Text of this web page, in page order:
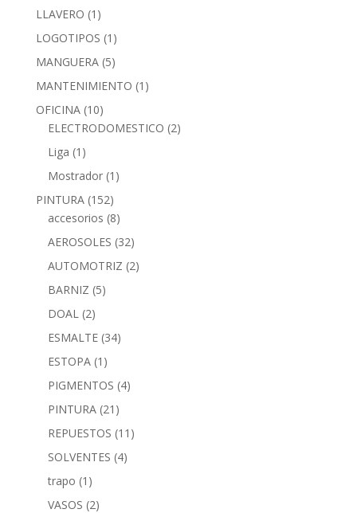
LLAVERO (1)
LOGOTIPOS (1)
MANGUERA (5)
MANTENIMIENTO (1)
OFICINA (10)
ELECTRODOMESTICO (2)
Liga (1)
Mostrador (1)
PINTURA (152)
accesorios (8)
AEROSOLES (32)
AUTOMOTRIZ (2)
BARNIZ (5)
DOAL (2)
ESMALTE (34)
ESTOPA (1)
PIGMENTOS (4)
PINTURA (21)
REPUESTOS (11)
SOLVENTES (4)
trapo (1)
VASOS (2)